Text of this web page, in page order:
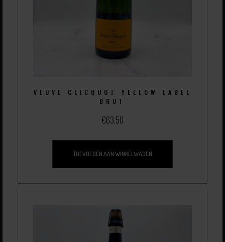
VEUVE CLICQUOT YELLOW LABEL
BRUT
€63.50
TOEVOEGEN AAN WINKELWAGEN